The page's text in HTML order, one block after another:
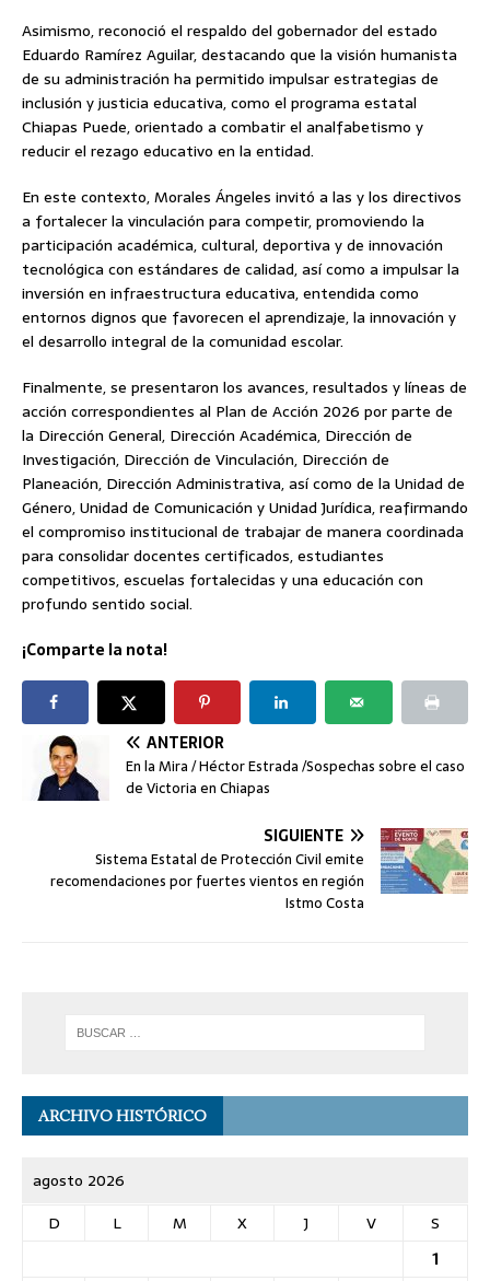
Asimismo, reconoció el respaldo del gobernador del estado
Eduardo Ramírez Aguilar, destacando que la visión humanista
de su administración ha permitido impulsar estrategias de
inclusión y justicia educativa, como el programa estatal
Chiapas Puede, orientado a combatir el analfabetismo y
reducir el rezago educativo en la entidad.
En este contexto, Morales Ángeles invitó a las y los directivos
a fortalecer la vinculación para competir, promoviendo la
participación académica, cultural, deportiva y de innovación
tecnológica con estándares de calidad, así como a impulsar la
inversión en infraestructura educativa, entendida como
entornos dignos que favorecen el aprendizaje, la innovación y
el desarrollo integral de la comunidad escolar.
Finalmente, se presentaron los avances, resultados y líneas de
acción correspondientes al Plan de Acción 2026 por parte de
la Dirección General, Dirección Académica, Dirección de
Investigación, Dirección de Vinculación, Dirección de
Planeación, Dirección Administrativa, así como de la Unidad de
Género, Unidad de Comunicación y Unidad Jurídica, reafirmando
el compromiso institucional de trabajar de manera coordinada
para consolidar docentes certificados, estudiantes
competitivos, escuelas fortalecidas y una educación con
profundo sentido social.
¡Comparte la nota!
ANTERIOR
En la Mira / Héctor Estrada /Sospechas sobre el caso
de Victoria en Chiapas
SIGUIENTE
Sistema Estatal de Protección Civil emite
recomendaciones por fuertes vientos en región
Istmo Costa
ARCHIVO HISTÓRICO
agosto 2026
D
L M X J V
S
1